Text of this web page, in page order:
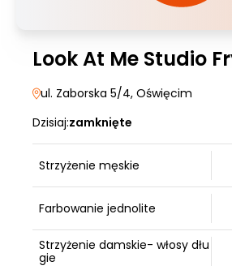
Look At Me Studio
ul. Zaborska 5/4, Oświęcim
Dzisiaj:zamknięte
Strzyżenie męskie
Farbowanie jednolite
Strzyżenie damskie- włosy dłu
gie